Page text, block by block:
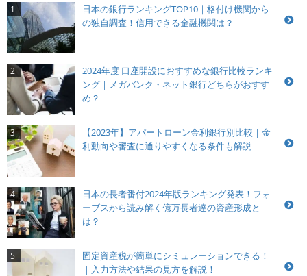
1
日本の銀行ランキングTOP10｜格付け機関から
の独自調査！信用できる金融機関は？
2
2024年度 口座開設におすすめな銀行比較ランキ
ング｜メガバンク・ネット銀行どちらがおすす
め？
3
【2023年】アパートローン金利銀行別比較｜金
利動向や審査に通りやすくなる条件も解説
4
日本の長者番付2024年版ランキング発表！フォ
ーブスから読み解く億万長者達の資産形成と
は？
5
固定資産税が簡単にシミュレーションできる！
｜入力方法や結果の見方を解説！